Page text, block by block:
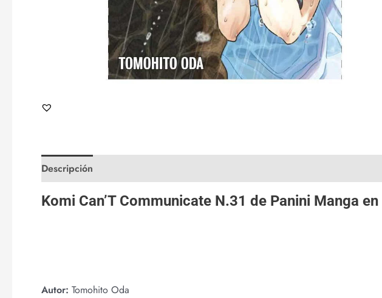
Descripción
Komi Can’T Communicate N.31 de Panini Manga en
Autor: Tomohito Oda